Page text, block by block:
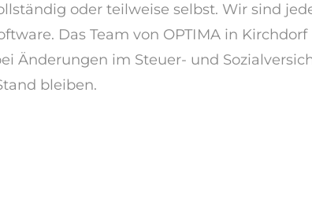
oder teilweise selbst. Wir sind
Das Team von OPTIMA in
Änderungen im Steuer- und
bleiben.